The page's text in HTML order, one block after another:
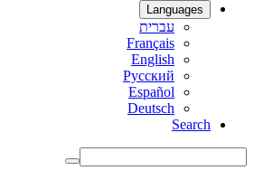
Languages
עברית
Français
English
Русский
Español
Deutsch
Search